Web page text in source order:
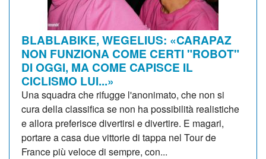
BLABLABIKE, WEGELIUS: «CARAPAZ
NON FUNZIONA COME CERTI "ROBOT"
DI OGGI, MA COME CAPISCE IL
CICLISMO LUI...»
Una squadra che rifugge l'anonimato, che non si
cura della classifica se non ha possibilità realistiche
e allora preferisce divertirsi e divertire. E magari,
portare a casa due vittorie di tappa nel Tour de
France più veloce di sempre, con...